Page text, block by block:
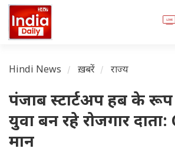
Hindi News ख़बरें राज्य
पंजाब स्टार्टअप हब के
युवा बन रहे रोजगार
मान